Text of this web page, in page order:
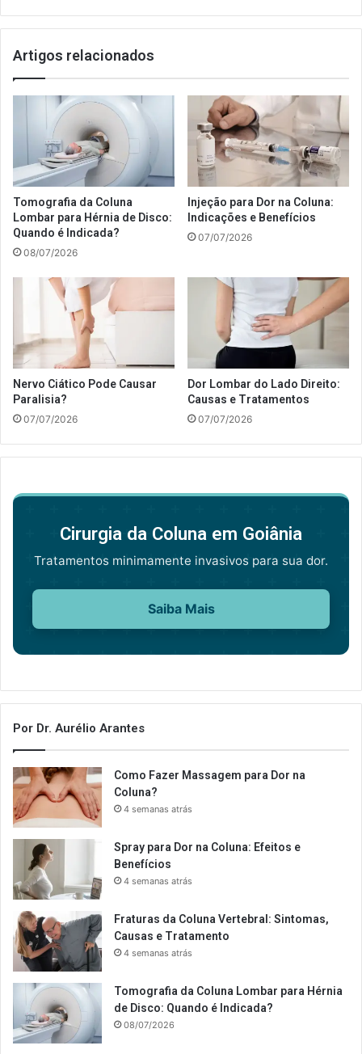
Artigos relacionados
Tomografia da Coluna
Lombar para Hérnia de Disco:
Quando é Indicada?
08/07/2026
Injeção para Dor na Coluna:
Indicações e Benefícios
07/07/2026
Nervo Ciático Pode Causar
Paralisia?
07/07/2026
Dor Lombar do Lado Direito:
Causas e Tratamentos
07/07/2026
Cirurgia da Coluna em Goiânia
Tratamentos minimamente invasivos para sua dor.
Saiba Mais
Por Dr. Aurélio Arantes
Como Fazer Massagem para Dor na
Coluna?
4 semanas atrás
Spray para Dor na Coluna: Efeitos e
Benefícios
4 semanas atrás
Fraturas da Coluna Vertebral: Sintomas,
Causas e Tratamento
4 semanas atrás
Tomografia da Coluna Lombar para Hérnia
de Disco: Quando é Indicada?
08/07/2026